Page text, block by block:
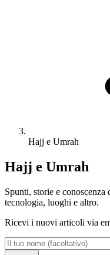
Hajj e Umrah
Hajj e Umrah
Spunti, storie e
tecnologia, luoghi e altro.
Ricevi i nuovi articoli via